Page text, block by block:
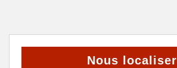
Nous localiser